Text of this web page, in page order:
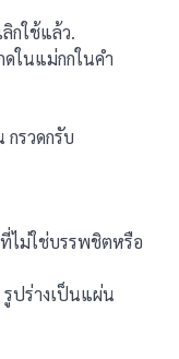
กใช้แล้ว.
ในแม่กกในคํา
รวดกรับ
ที่ไม่ใช่บรรพชิตหรือ
รูปร่างเป็นแผ่น